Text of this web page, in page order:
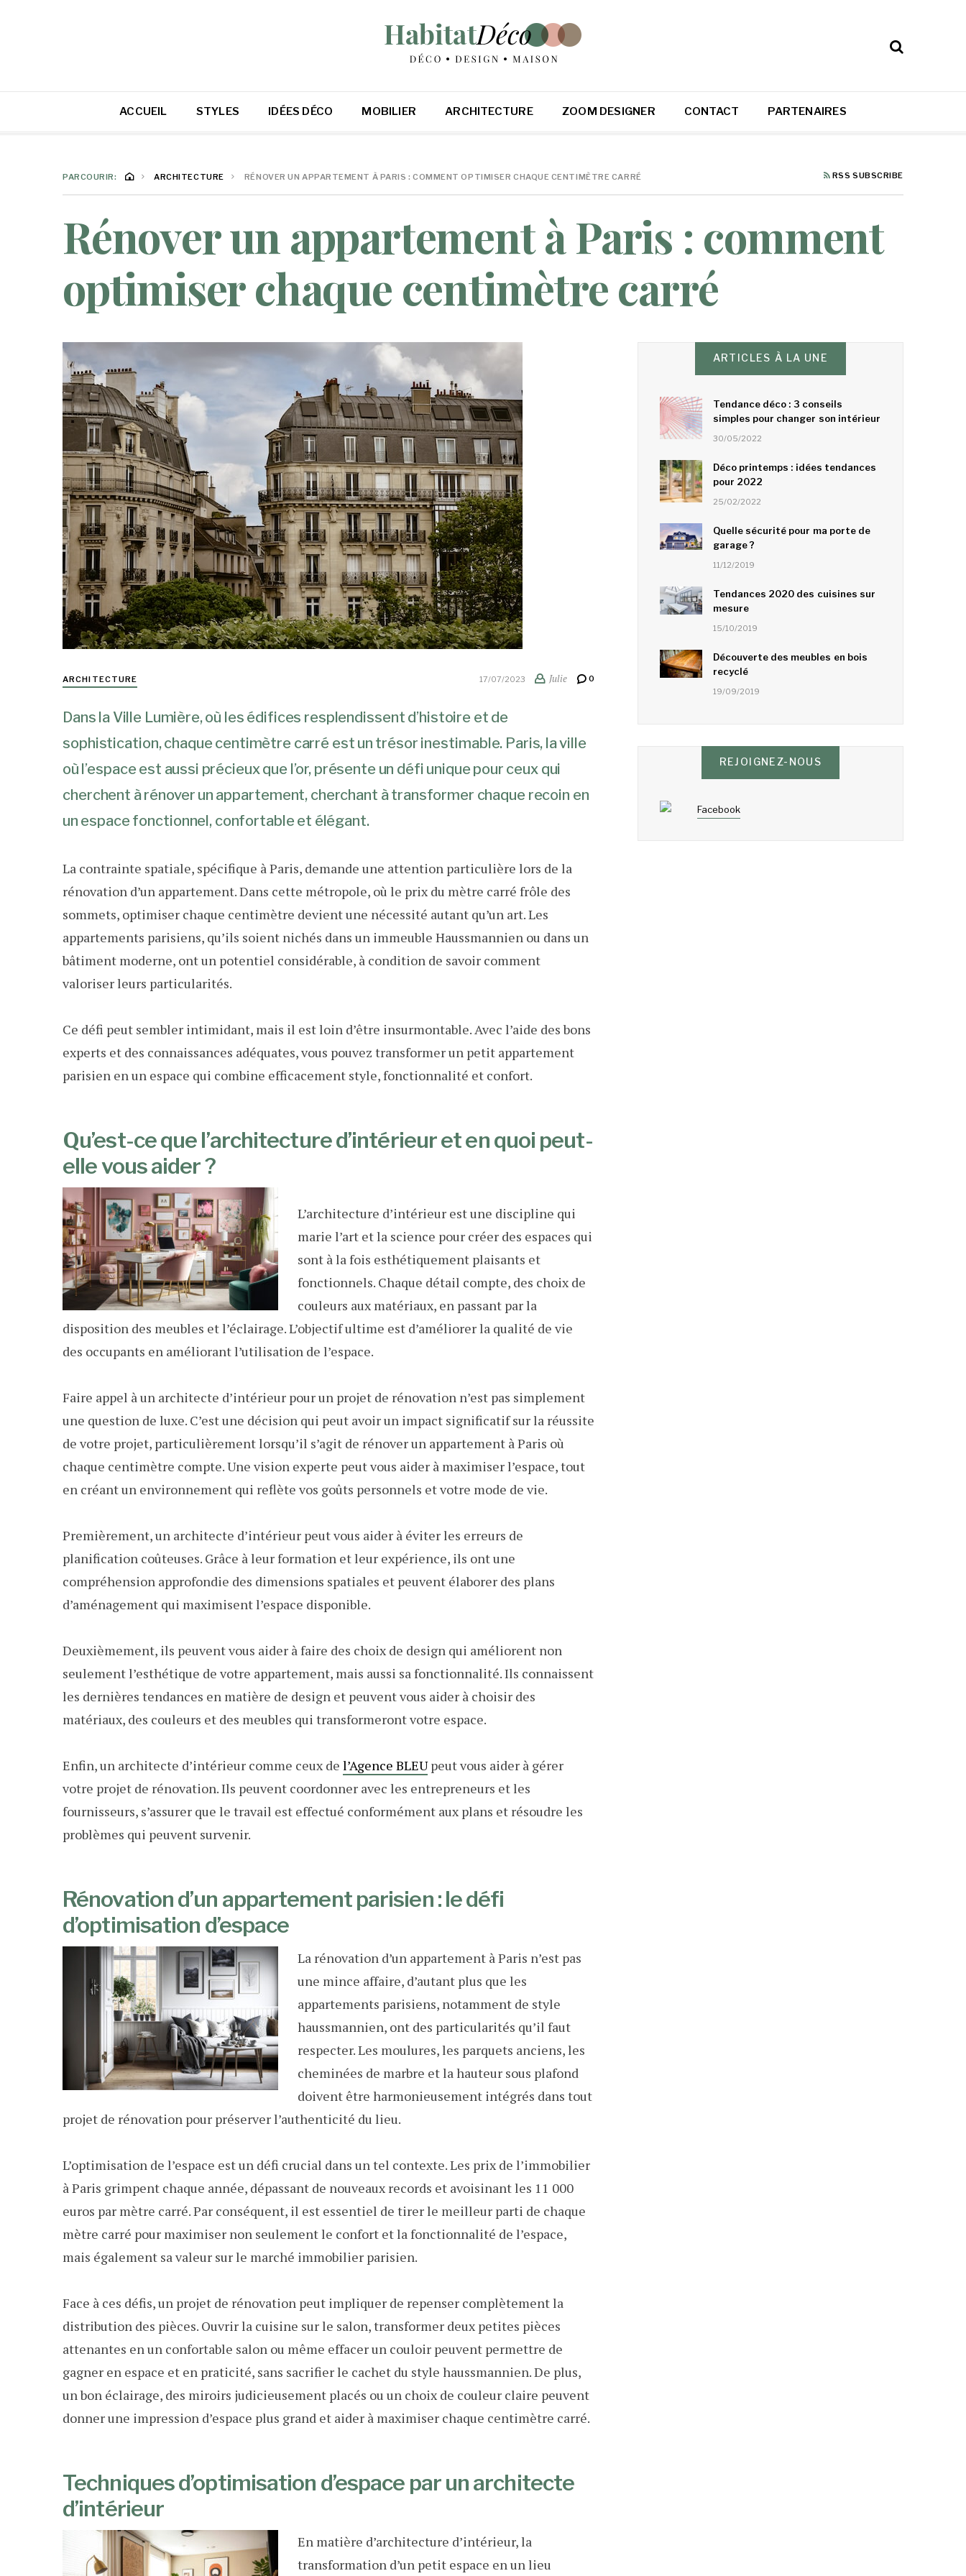
ACCUEIL STYLES IDÉES DÉCO MOBILIER ARCHITECTURE ZOOM DESIGNER CONTACT PARTENAIRES
PARCOURIR: ARCHITECTURE RÉNOVER UN APPARTEMENT À PARIS : COMMENT OPTIMISER CHAQUE CENTIMÈTRE CARRÉ RSS SUBSCRIBE
Rénover un appartement à Paris : comment
optimiser chaque centimètre carré
ARCHITECTURE 17/07/2023 Julie 0
Dans la Ville Lumière, où les édifices resplendissent d’histoire et de
sophistication, chaque centimètre carré est un trésor inestimable. Paris, la ville
où l’espace est aussi précieux que l’or, présente un défi unique pour ceux qui
cherchent à rénover un appartement, cherchant à transformer chaque recoin en
un espace fonctionnel, confortable et élégant.
La contrainte spatiale, spécifique à Paris, demande une attention particulière lors de la
rénovation d’un appartement. Dans cette métropole, où le prix du mètre carré frôle des
sommets, optimiser chaque centimètre devient une nécessité autant qu’un art. Les
appartements parisiens, qu’ils soient nichés dans un immeuble Haussmannien ou dans un
bâtiment moderne, ont un potentiel considérable, à condition de savoir comment
valoriser leurs particularités.
Ce défi peut sembler intimidant, mais il est loin d’être insurmontable. Avec l’aide des bons
experts et des connaissances adéquates, vous pouvez transformer un petit appartement
parisien en un espace qui combine efficacement style, fonctionnalité et confort.
Qu’est-ce que l’architecture d’intérieur et en quoi peut-
elle vous aider ?
L’architecture d’intérieur est une discipline qui
marie l’art et la science pour créer des espaces qui
sont à la fois esthétiquement plaisants et
fonctionnels. Chaque détail compte, des choix de
couleurs aux matériaux, en passant par la
disposition des meubles et l’éclairage. L’objectif ultime est d’améliorer la qualité de vie
des occupants en améliorant l’utilisation de l’espace.
Faire appel à un architecte d’intérieur pour un projet de rénovation n’est pas simplement
une question de luxe. C’est une décision qui peut avoir un impact significatif sur la réussite
de votre projet, particulièrement lorsqu’il s’agit de rénover un appartement à Paris où
chaque centimètre compte. Une vision experte peut vous aider à maximiser l’espace, tout
en créant un environnement qui reflète vos goûts personnels et votre mode de vie.
Premièrement, un architecte d’intérieur peut vous aider à éviter les erreurs de
planification coûteuses. Grâce à leur formation et leur expérience, ils ont une
compréhension approfondie des dimensions spatiales et peuvent élaborer des plans
d’aménagement qui maximisent l’espace disponible.
Deuxièmement, ils peuvent vous aider à faire des choix de design qui améliorent non
seulement l’esthétique de votre appartement, mais aussi sa fonctionnalité. Ils connaissent
les dernières tendances en matière de design et peuvent vous aider à choisir des
matériaux, des couleurs et des meubles qui transformeront votre espace.
Enfin, un architecte d’intérieur comme ceux de l’Agence BLEUpeut vous aider à gérer
votre projet de rénovation. Ils peuvent coordonner avec les entrepreneurs et les
fournisseurs, s’assurer que le travail est effectué conformément aux plans et résoudre les
problèmes qui peuvent survenir.
Rénovation d’un appartement parisien : le défi
d’optimisation d’espace
La rénovation d’un appartement à Paris n’est pas
une mince affaire, d’autant plus que les
appartements parisiens, notamment de style
haussmannien, ont des particularités qu’il faut
respecter. Les moulures, les parquets anciens, les
cheminées de marbre et la hauteur sous plafond
doivent être harmonieusement intégrés dans tout
projet de rénovation pour préserver l’authenticité du lieu.
L’optimisation de l’espace est un défi crucial dans un tel contexte. Les prix de l’immobilier
à Paris grimpent chaque année, dépassant de nouveaux records et avoisinant les 11 000
euros par mètre carré. Par conséquent, il est essentiel de tirer le meilleur parti de chaque
mètre carré pour maximiser non seulement le confort et la fonctionnalité de l’espace,
mais également sa valeur sur le marché immobilier parisien.
Face à ces défis, un projet de rénovation peut impliquer de repenser complètement la
distribution des pièces. Ouvrir la cuisine sur le salon, transformer deux petites pièces
attenantes en un confortable salon ou même effacer un couloir peuvent permettre de
gagner en espace et en praticité, sans sacrifier le cachet du style haussmannien. De plus,
un bon éclairage, des miroirs judicieusement placés ou un choix de couleur claire peuvent
donner une impression d’espace plus grand et aider à maximiser chaque centimètre carré.
Techniques d’optimisation d’espace par un architecte
d’intérieur
En matière d’architecture d’intérieur, la
transformation d’un petit espace en un lieu
ARTICLES À LA UNE
Tendance déco : 3 conseils
simples pour changer son intérieur
30/05/2022
Déco printemps : idées tendances
pour 2022
25/02/2022
Quelle sécurité pour ma porte de
garage ?
11/12/2019
Tendances 2020 des cuisines sur
mesure
15/10/2019
Découverte des meubles en bois
recyclé
19/09/2019
REJOIGNEZ-NOUS
Facebook